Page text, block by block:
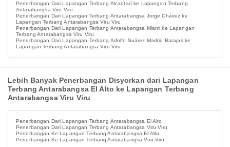
Penerbangan Dari Lapangan Terbang Alcantarí ke Lapangan Terbang
Antarabangsa Viru Viru
Penerbangan Dari Lapangan Terbang Antarabangsa Jorge Chávez ke
Lapangan Terbang Antarabangsa Viru Viru
Penerbangan Dari Lapangan Terbang Antarabangsa Miami ke Lapangan
Terbang Antarabangsa Viru Viru
Penerbangan Dari Lapangan Terbang Adolfo Suárez Madrid Barajas ke
Lapangan Terbang Antarabangsa Viru Viru
Lebih Banyak Penerbangan Disyorkan dari Lapangan
Terbang Antarabangsa El Alto ke Lapangan Terbang
Antarabangsa Viru Viru
Penerbangan Dari Lapangan Terbang Antarabangsa El Alto
Penerbangan Dari Lapangan Terbang Antarabangsa Viru Viru
Penerbangan Ke Lapangan Terbang Antarabangsa El Alto
Penerbangan Ke Lapangan Terbang Antarabangsa Viru Viru